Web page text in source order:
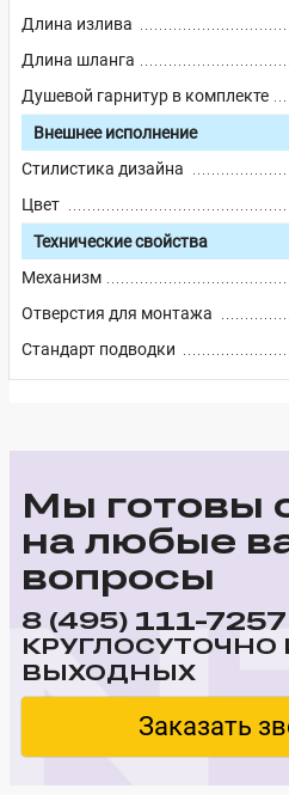
Длина излива
Длина шланга
Душевой гарнитур в комплекте
Внешнее исполнение
Стилистика дизайна
Цвет
Технические свойства
Механизм
Отверстия для монтажа
Стандарт подводки
Мы готовы
на любые
вопросы
8 (495) 111-7257
КРУГЛОСУТОЧНО
ВЫХОДНЫХ
Заказать